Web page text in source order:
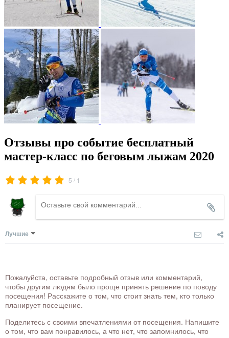
Отзывы про событие бесплатный
мастер-класс по беговым лыжам 2020
5 / 1
Лучшие
Пожалуйста, оставьте подробный отзыв или комментарий,
чтобы другим людям было проще принять решение по поводу
посещения! Расскажите о том, что стоит знать тем, кто только
планирует посещение.
Поделитесь с своими впечатлениями от посещения. Напишите
о том, что вам понравилось, а что нет, что запомнилось, что